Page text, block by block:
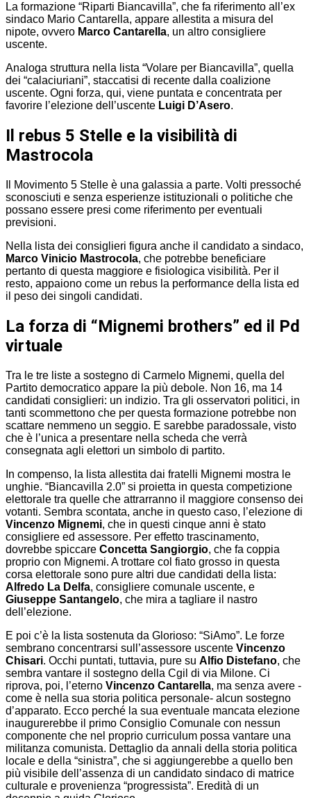
La formazione “Riparti Biancavilla”, che fa riferimento all’ex
sindaco Mario Cantarella, appare allestita a misura del
nipote, ovvero Marco Cantarella, un altro consigliere
uscente.
Analoga struttura nella lista “Volare per Biancavilla”, quella
dei “calaciuriani”, staccatisi di recente dalla coalizione
uscente. Ogni forza, qui, viene puntata e concentrata per
favorire l’elezione dell’uscente Luigi D’Asero.
Il rebus 5 Stelle e la visibilità di
Mastrocola
Il Movimento 5 Stelle è una galassia a parte. Volti pressoché
sconosciuti e senza esperienze istituzionali o politiche che
possano essere presi come riferimento per eventuali
previsioni.
Nella lista dei consiglieri figura anche il candidato a sindaco,
Marco Vinicio Mastrocola, che potrebbe beneficiare
pertanto di questa maggiore e fisiologica visibilità. Per il
resto, appaiono come un rebus la performance della lista ed
il peso dei singoli candidati.
La forza di “Mignemi brothers” ed il Pd
virtuale
Tra le tre liste a sostegno di Carmelo Mignemi, quella del
Partito democratico appare la più debole. Non 16, ma 14
candidati consiglieri: un indizio. Tra gli osservatori politici, in
tanti scommettono che per questa formazione potrebbe non
scattare nemmeno un seggio. E sarebbe paradossale, visto
che è l’unica a presentare nella scheda che verrà
consegnata agli elettori un simbolo di partito.
In compenso, la lista allestita dai fratelli Mignemi mostra le
unghie. “Biancavilla 2.0” si proietta in questa competizione
elettorale tra quelle che attrarranno il maggiore consenso dei
votanti. Sembra scontata, anche in questo caso, l’elezione di
Vincenzo Mignemi, che in questi cinque anni è stato
consigliere ed assessore. Per effetto trascinamento,
dovrebbe spiccare Concetta Sangiorgio, che fa coppia
proprio con Mignemi. A trottare col fiato grosso in questa
corsa elettorale sono pure altri due candidati della lista:
Alfredo La Delfa, consigliere comunale uscente, e
Giuseppe Santangelo, che mira a tagliare il nastro
dell’elezione.
E poi c’è la lista sostenuta da Glorioso: “SiAmo”. Le forze
sembrano concentrarsi sull’assessore uscente Vincenzo
Chisari. Occhi puntati, tuttavia, pure su Alfio Distefano, che
sembra vantare il sostegno della Cgil di via Milone. Ci
riprova, poi, l’eterno Vincenzo Cantarella, ma senza avere -
come è nella sua storia politica personale- alcun sostegno
d’apparato. Ecco perché la sua eventuale mancata elezione
inaugurerebbe il primo Consiglio Comunale con nessun
componente che nel proprio curriculum possa vantare una
militanza comunista. Dettaglio da annali della storia politica
locale e della “sinistra”, che si aggiungerebbe a quello ben
più visibile dell’assenza di un candidato sindaco di matrice
culturale e provenienza “progressista”. Eredità di un